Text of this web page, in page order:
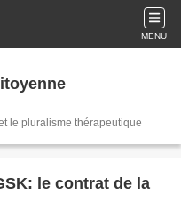
MENU
le pluralisme thérapeutique
le contrat de la